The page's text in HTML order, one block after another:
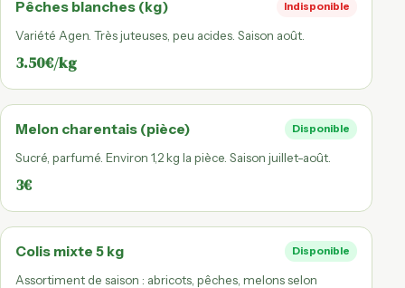
Pêches blanches (kg) Indisponible
Variété Agen. Très juteuses, peu acides. Saison août.
3.50€/kg
Melon charentais (pièce) Disponible
Sucré, parfumé. Environ 1,2 kg la pièce. Saison juillet-août.
3€
Colis mixte 5 kg Disponible
Assortiment de saison : abricots, pêches, melons selon